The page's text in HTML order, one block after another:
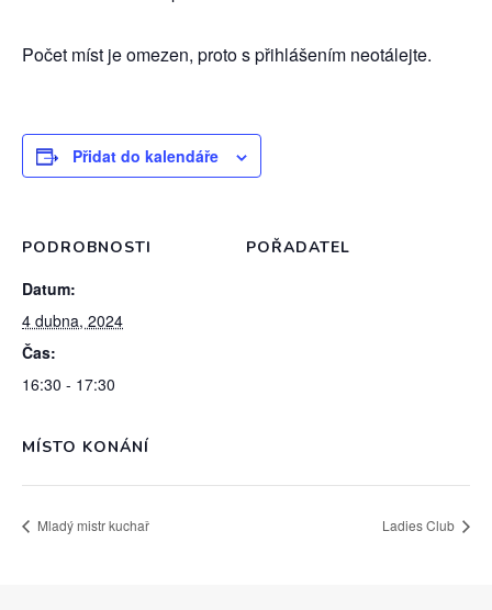
Počet míst je omezen, proto s přihlášením neotálejte.
Přidat do kalendáře
PODROBNOSTI
Datum:
4 dubna, 2024
Čas:
16:30 - 17:30
POŘADATEL
MÍSTO KONÁNÍ
Mladý mistr kuchař Ladies Club